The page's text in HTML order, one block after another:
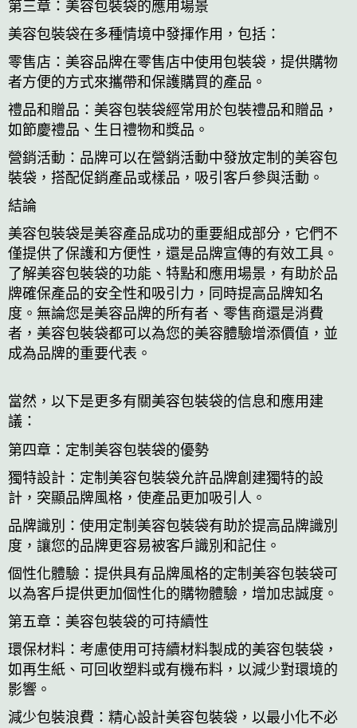
第三章：美容包裝袋的應用場景
美容包裝袋在多種情境中發揮作用，包括：
零售店：美容品牌在零售店中使用包裝袋，提供購物
者方便的方式來攜帶和保護購買的產品。
禮品和贈品：美容包裝袋經常用於包裝禮品和贈品，
如節慶禮品、生日禮物和獎品。
營銷活動：品牌可以在營銷活動中發放定制的美容包
裝袋，搭配促銷產品或樣品，吸引客戶參與活動。
結論
美容包裝袋是美容產品成功的重要組成部分，它們不
僅提供了保護和方便性，還是品牌宣傳的有效工具。
了解美容包裝袋的功能、特點和應用場景，有助於品
牌確保產品的安全性和吸引力，同時提高品牌知名
度。無論您是美容品牌的所有者、零售商還是消費
者，美容包裝袋都可以為您的美容體驗增添價值，並
成為品牌的重要代表。
當然，以下是更多有關美容包裝袋的信息和應用建
議：
第四章：定制美容包裝袋的優勢
獨特設計：定制美容包裝袋允許品牌創建獨特的設
計，突顯品牌風格，使產品更加吸引人。
品牌識別：使用定制美容包裝袋有助於提高品牌識別
度，讓您的品牌更容易被客戶識別和記住。
個性化體驗：提供具有品牌風格的定制美容包裝袋可
以為客戶提供更加個性化的購物體驗，增加忠誠度。
第五章：美容包裝袋的可持續性
環保材料：考慮使用可持續材料製成的美容包裝袋，
如再生紙、可回收塑料或有機布料，以減少對環境的
影響。
減少包裝浪費：精心設計美容包裝袋，以最小化不必